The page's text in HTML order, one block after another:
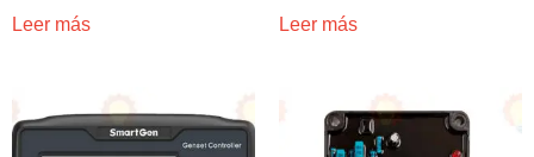
Leer más Leer más